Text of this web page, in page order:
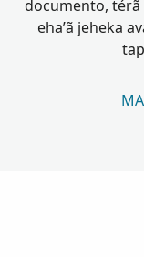
documento, térã
eha’ã jeheka